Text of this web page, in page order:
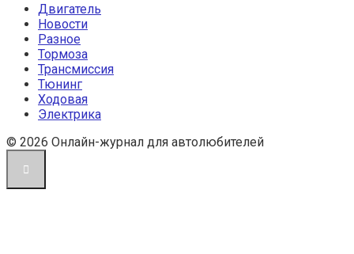
Двигатель
Новости
Разное
Тормоза
Трансмиссия
Тюнинг
Ходовая
Электрика
© 2026 Онлайн-журнал для автолюбителей